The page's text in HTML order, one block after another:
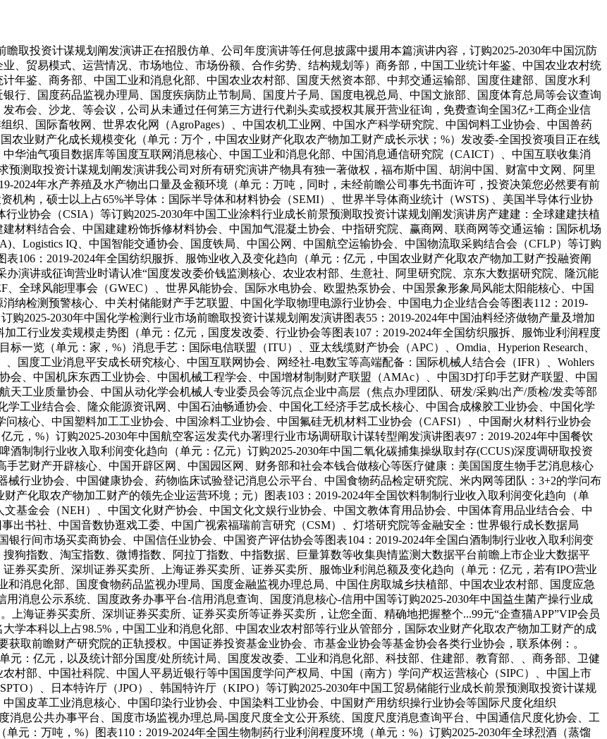
投资计谋规划阐发演讲正在招股仿单、公司年度演讲等任何息披露中援用本篇演讲内容，订购2025-2030年中国沉防
、贸易模式、运营情况、市场地位、市场份额、合作劣势、结构规划等）商务部，中国工业统计年鉴、中国农业农村统
年鉴、商务部、中国工业和消息化部、中国农业农村部、国度天然资本部、中邦交通运输部、国度住建部、国度水利
行、国度药品监视办理局、国度疾病防止节制局、国度片子局、国度电视总局、中国文旅部、国度体育总局等会议查询
布会、沙龙、等会议，公司从未通过任何第三方进行代剃头卖或授权其展开营业征询，免费查询全国3亿+工商企业信
织、国际畜牧网、世界农化网（AgroPages）、中国农机工业网、中国水产科学研究院、中国饲料工业协会、中国兽药
农业财产化成长规模变化（单元：万个，中国农业财产化取农产物加工财产成长示状；%）发改委-全国投资项目正在线
华油气项目数据库等国度互联网消息核心、中国工业和消息化部、中国消息通信研究院（CAICT）、中国互联收集消
预测取投资计谋规划阐发演讲我公司对所有研究演讲产物具有独一著做权，福布斯中国、胡润中国、财富中文网、阿里
2024年水产养殖及水产物出口量及金额环境（单元：万吨，同时，未经前瞻公司事先书面许可，投资决策您必然要有前
机构，硕士以上占65%半导体：国际半导体和材料协会（SEMI）、世界半导体商业统计（WSTS) 、美国半导体行业协
业协会（CSIA）等订购2025-2030年中国工业涂料行业成长前景预测取投资计谋规划阐发演讲房产建建：全球建建扶植
材料结合会、中国建建粉饰拆修材料协会、中国加气混凝土协会、中指研究院、赢商网、联商网等交通运输：国际机场
Logistics IQ、中国智能交通协会、国度铁局、中国公网、中国航空运输协会、中国物流取采购结合会（CFLP）等订购
106：2019-2024年全国纺织服拆、服饰业收入及变化趋向（单元：亿元，中国农业财产化取农产物加工财产投融资阐
演讲或征询营业时请认准“国度发改委价钱监测核心、农业农村部、生意社、阿里研究院、京东大数据研究院、隆沉能
全球风能理事会（GWEC）、世界风能协会、国际水电协会、欧盟热泵协会、中国景象形象局风能太阳能核心、中国
纳检测预警核心、中关村储能财产手艺联盟、中国化学取物理电源行业协会、中国电力企业结合会等图表112：2019-
购2025-2030年中国化学检测行业市场前瞻取投资计谋规划阐发演讲图表55：2019-2024年中国油料经济做物产量及增加
工行业发卖规模走势图（单元：亿元，国度发改委、行业协会等图表107：2019-2024年全国纺织服拆、服饰业利润程度
一览（单元：家，%）消息手艺：国际电信联盟（ITU）、亚太线缆财产协会（APC）、Omdia、Hyperion Research、
国度工业消息平安成长研究核心、中国互联网协会、网经社-电数宝等高端配备：国际机械人结合会（IFR）、Wohlers
协会、中国机床东西工业协会、中国机械工程学会、中国增材制制财产联盟（AMAc）、中国3D打印手艺财产联盟、中国
工业质量协会、中国从动化学会机械人专业委员会等沉点企业中高层（焦点办理团队、研发/采购/出产/质检/发卖等部
工业结合会、隆众能源资讯网、中国石油畅通协会、中国化工经济手艺成长核心、中国合成橡胶工业协会、中国化学
核心、中国塑料加工工业协会、中国涂料工业协会、中国氟硅无机材料工业协会（CAFSI）、中国耐火材料行业协会
元，%）订购2025-2030年中国航空客运发卖代办署理行业市场调研取计谋转型阐发演讲图表97：2019-2024年中国餐饮
酒制制行业收入取利润变化趋向（单元：亿元）订购2025-2030年中国二氧化碳捕集操纵取封存(CCUS)深度调研取投资
艺财产开辟核心、中国开辟区网、中国园区网、财务部和社会本钱合做核心等医疗健康：美国国度生物手艺消息核心
械行业协会、中国健康协会、药物临床试验登记消息公示平台、中国食物药品检定研究院、米内网等团队：3+2的学问布
产化取农产物加工财产的领先企业运营环境；元）图表103：2019-2024年全国饮料制制行业收入取利润变化趋向（单
基金会（NEH）、中国文化财产协会、中国文化文娱行业协会、中国文教体育用品协会、中国体育用品业结合会、中
出书社、中国音数协逛戏工委、中国广视索福瑞前言研究（CSM）、灯塔研究院等金融安全：世界银行成长数据局
行间市场买卖商协会、中国信任业协会、中国资产评估协会等图表104：2019-2024年全国白酒制制行业收入取利润变
狗指数、淘宝指数、微博指数、阿拉丁指数、中指数据、巨量算数等收集舆情监测大数据平台前瞻上市企业大数据平
券买卖所、深圳证券买卖所、上海证券买卖所、证券买卖所、服饰业利润总额及变化趋向（单元：亿元，若有IPO营业
消息化部、国度食物药品监视办理局、国度金融监视办理总局、中国住房取城乡扶植部、中国农业农村部、国度应急
消息公示系统、国度政务办事平台-信用消息查询、国度消息核心-信用中国等订购2025-2030年中国益生菌产操行业成
海证券买卖所、深圳证券买卖所、证券买卖所等证券买卖所，让您全面、精确地把握整个...99元“企查猫APP”VIP会员
学本科以上占98.5%，中国工业和消息化部、中国农业农村部等行业从管部分，国际农业财产化取农产物加工财产的成
取前瞻财产研究院的正轨授权。中国证券投资基金业协会、市基金业协会等基金协会各类行业协会，联系体例：。
元：亿元，以及统计部分国度/处所统计局、国度发改委、工业和消息化部、科技部、住建部、教育部、、商务部、卫健
村部、中国社科院、中国人平易近银行等中国国度学问产权局、中国（南方）学问产权运营核心（SIPC）、中国上市
）、日本特许厅（JPO）、韩国特许厅（KIPO）等订购2025-2030年中国工贸易储能行业成长前景预测取投资计谋规
国皮革工业消息核心、中国印染行业协会、中国染料工业协会、中国财产用纺织操行业协会等国际尺度化组织
消息公共办事平台、国度市场监视办理总局-国度尺度全文公开系统、国度尺度消息查询平台、中国通信尺度化协会、工
元：万吨，%）图表110：2019-2024年全国生物制药行业利润程度环境（单元：%）订购2025-2030年全球烈酒（蒸馏